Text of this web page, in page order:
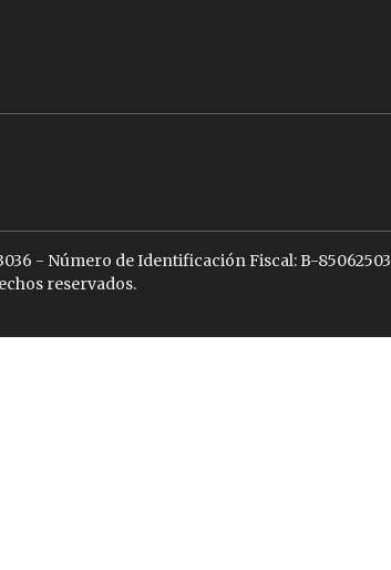
- Número de Identificación Fiscal: B-85062503
reservados.